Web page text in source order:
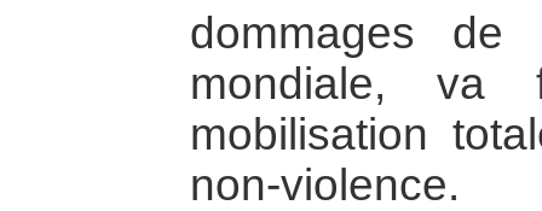
dommages de
mondiale, va
mobilisation
non-violence.